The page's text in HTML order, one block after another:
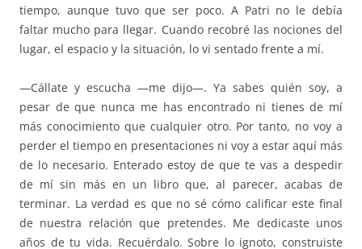
tiempo, aunque tuvo que ser poco. A Patri no le debía
faltar mucho para llegar. Cuando recobré las nociones del
lugar, el espacio y la situación, lo vi sentado frente a mí.
—Cállate y escucha —me dijo—. Ya sabes quién soy, a
pesar de que nunca me has encontrado ni tienes de mí
más conocimiento que cualquier otro. Por tanto, no voy a
perder el tiempo en presentaciones ni voy a estar aquí más
de lo necesario. Enterado estoy de que te vas a despedir
de mí sin más en un libro que, al parecer, acabas de
terminar. La verdad es que no sé cómo calificar este final
de nuestra relación que pretendes. Me dedicaste unos
años de tu vida. Recuérdalo. Sobre lo ignoto, construiste